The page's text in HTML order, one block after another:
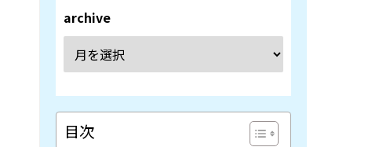
archive
目次